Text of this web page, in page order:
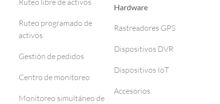
Ruteo libre de activos
Ruteo programado de
activos
Gestión de pedidos
Centro de monitoreo
Monitoreo simultáneo de
Hardware
Rastreadores GPS
Dispositivos DVR
Dispositivos IoT
Accesorios